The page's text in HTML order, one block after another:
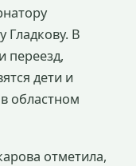
Гладкову. В
переезд,
дети и
областном
отметила,